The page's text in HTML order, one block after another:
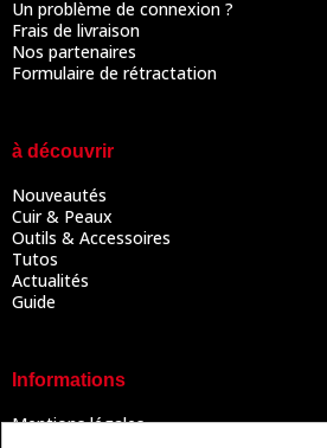
Un problème de connexion ?
Frais de livraison
Nos partenaires
Formulaire de rétractation
à découvrir
Nouveautés
Cuir & Peaux
Outils & Accessoires
Tutos
Actualités
Guide
Informations
Mentions légales